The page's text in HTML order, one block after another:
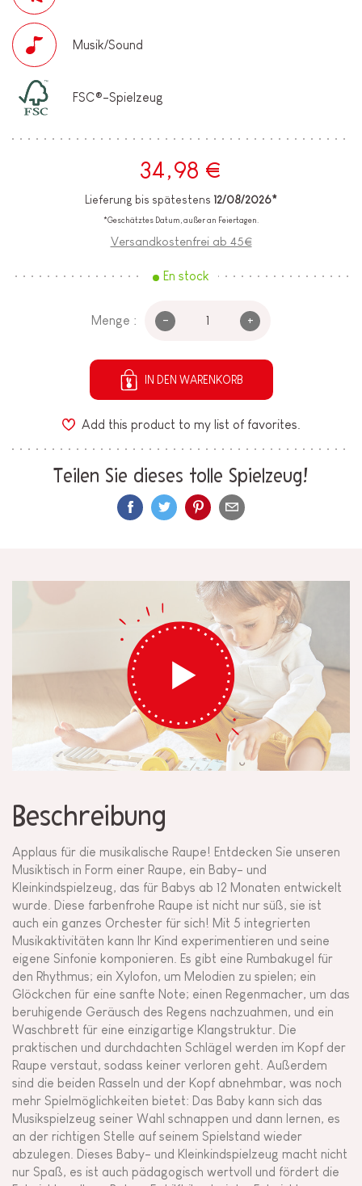
Musik/Sound
FSC®-Spielzeug
34,98 €
Lieferung bis spätestens 12/08/2026*
*Geschätztes Datum, außer an Feiertagen.
Versandkostenfrei ab 45€
En stock
Menge : - +
IN DEN WARENKORB
Add this product to my list of favorites.
Teilen Sie dieses tolle Spielzeug!
Beschreibung
Applaus für die musikalische Raupe! Entdecken Sie unseren
Musiktisch in Form einer Raupe, ein Baby- und
Kleinkindspielzeug, das für Babys ab 12 Monaten entwickelt
wurde. Diese farbenfrohe Raupe ist nicht nur süß, sie ist
auch ein ganzes Orchester für sich! Mit 5 integrierten
Musikaktivitäten kann Ihr Kind experimentieren und seine
eigene Sinfonie komponieren. Es gibt eine Rumbakugel für
den Rhythmus; ein Xylofon, um Melodien zu spielen; ein
Glöckchen für eine sanfte Note; einen Regenmacher, um das
beruhigende Geräusch des Regens nachzuahmen, und ein
Waschbrett für eine einzigartige Klangstruktur. Die
praktischen und durchdachten Schlägel werden im Kopf der
Raupe verstaut, sodass keiner verloren geht. Außerdem
sind die beiden Rasseln und der Kopf abnehmbar, was noch
mehr Spielmöglichkeiten bietet: Das Baby kann sich das
Musikspielzeug seiner Wahl schnappen und dann lernen, es
an der richtigen Stelle auf seinem Spielstand wieder
abzulegen. Dieses Baby- und Kleinkindspielzeug macht nicht
nur Spaß, es ist auch pädagogisch wertvoll und fördert die